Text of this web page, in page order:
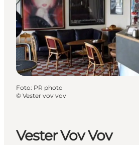
Unterkünfte
Reiseplanung
Vester Vov Vov
Foto: PR photo
© Vester vov vov